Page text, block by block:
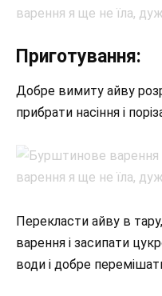
Приготування:
Добре вимиту айву
прибрати насіння і
Перекласти айву в
варення і засипати
води і добре